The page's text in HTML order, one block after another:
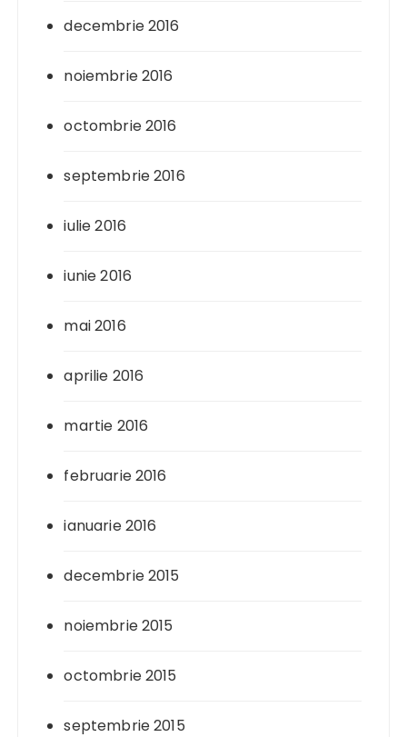
decembrie 2016
noiembrie 2016
octombrie 2016
septembrie 2016
iulie 2016
iunie 2016
mai 2016
aprilie 2016
martie 2016
februarie 2016
ianuarie 2016
decembrie 2015
noiembrie 2015
octombrie 2015
septembrie 2015